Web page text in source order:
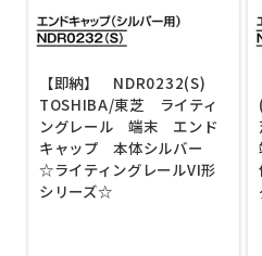
【即納】 NDR0232(S)
TOSHIBA/東芝 ライティ
ングレール 端末 エンド
キャップ 本体シルバー
☆ライティングレールVI形
シリーズ☆